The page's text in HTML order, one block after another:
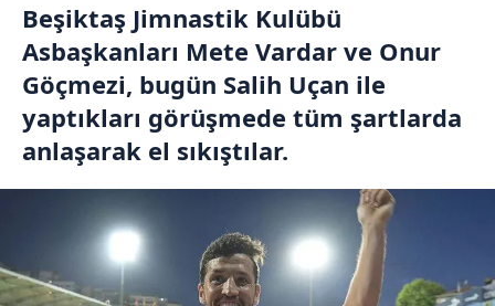
Beşiktaş Jimnastik Kulübü
Asbaşkanları Mete Vardar ve Onur
Göçmezi, bugün Salih Uçan ile
yaptıkları görüşmede tüm şartlarda
anlaşarak el sıkıştılar.